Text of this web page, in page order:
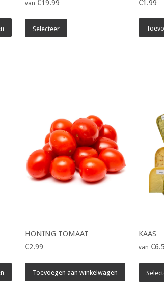
van €19.99
Selecteer
€1.99
HONING TOMAAT
€2.99
Toevoegen aan winkelwagen
KAAS
van